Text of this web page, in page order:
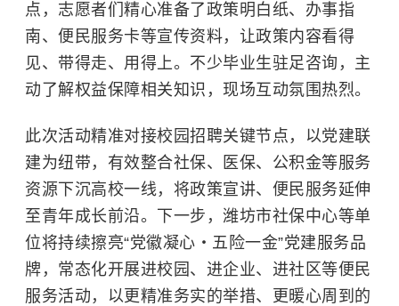
点，志愿者们精心准备了政策明白纸、办事指
南、便民服务卡等宣传资料，让政策内容看得
见、带得走、用得上。不少毕业生驻足咨询，主
动了解权益保障相关知识，现场互动氛围热烈。
此次活动精准对接校园招聘关键节点，以党建联
建为纽带，有效整合社保、医保、公积金等服务
资源下沉高校一线，将政策宣讲、便民服务延伸
至青年成长前沿。下一步，潍坊市社保中心等单
位将持续擦亮“党徽凝心・五险一金”党建服务品
牌，常态化开展进校园、进企业、进社区等便民
服务活动，以更精准务实的举措、更暖心周到的